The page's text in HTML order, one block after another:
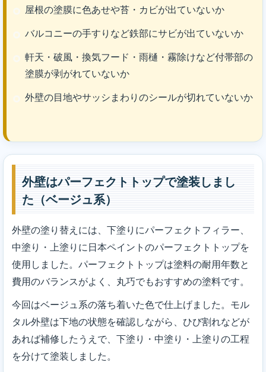
屋根の塗膜に色あせや苔・カビが出ていないか
バルコニーの手すりなど鉄部にサビが出ていないか
軒天・破風・換気フード・雨樋・霧除けなど付帯部の
塗膜が剥がれていないか
外壁の目地やサッシまわりのシールが切れていないか
外壁はパーフェクトトップで塗装しまし
た（ベージュ系）
外壁の塗り替えには、下塗りにパーフェクトフィラー、
中塗り・上塗りに日本ペイントのパーフェクトトップを
使用しました。パーフェクトトップは塗料の耐用年数と
費用のバランスがよく、丸巧でもおすすめの塗料です。
今回はベージュ系の落ち着いた色で仕上げました。モル
タル外壁は下地の状態を確認しながら、ひび割れなどが
あれば補修したうえで、下塗り・中塗り・上塗りの工程
を分けて塗装しました。